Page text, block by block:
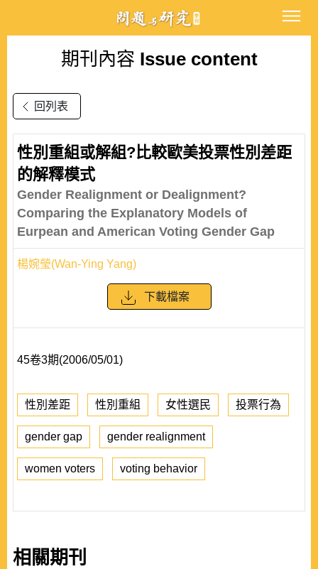
期刊內容 Issue content
回列表
性別重組或解組?比較歐美投票性別差距
的解釋模式
Gender Realignment or Dealignment?
Comparing the Explanatory Models of
Eurpean and American Voting Gender Gap
楊婉瑩(Wan-Ying Yang)
下載檔案
45卷3期(2006/05/01)
性別差距 性別重組 女性選民 投票行為
gender gap gender realignment
women voters voting behavior
相關期刊